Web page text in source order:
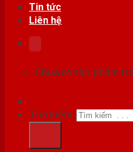
Tin tức
Liên hệ
Chưa có sản phẩm
Tìm kiếm: